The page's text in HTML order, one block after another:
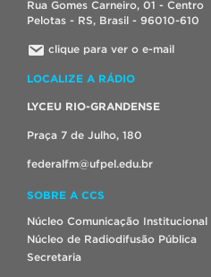
Rua Gomes Carneiro, 01 - Centro
Pelotas - RS, Brasil - 96010-610
clique para ver o e-mail
LOCALIZE A RÁDIO
LYCEU RIO-GRANDENSE
Praça 7 de Julho, 180
federalfm@ufpel.edu.br
SOBRE A CCS
Núcleo Comunicação Institucional
Núcleo de Radiodifusão Pública
Secretaria